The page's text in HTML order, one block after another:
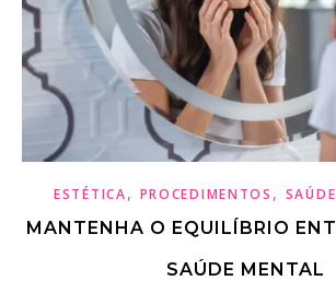
ESTÉTICA, PROCEDIMENTOS ,
MANTENHA O EQUILÍBRIO
SAÚDE MENTAL